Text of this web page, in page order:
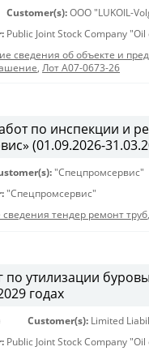
Customer(s): OOO "LUKOIL-
Public Joint Stock Company "Oil
сведения об объекте и
, Лот A07-0673-26
по инспекции и
(01.09.2026-
"Спецпромсервис"
"Спецпромсервис"
тендер ремонт труб,
по утилизации
годах
Customer(s): Limited
Public Joint Stock Company "Oil